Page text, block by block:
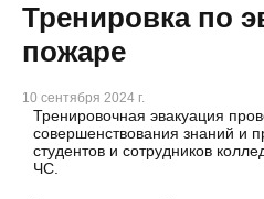
Тренировка по
пожаре
10 сентября 2024 г.
Тренировочная эвакуация
совершенствования знаний и
студентов и сотрудников
ЧС.